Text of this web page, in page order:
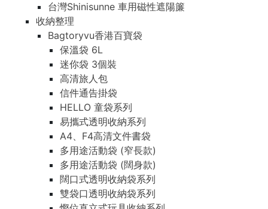
台灣Shinisunne 車用磁性遮陽簾
收納整理
Bagtoryvu香港百寶袋
保溫袋 6L
迷你袋 3個裝
高清旅人包
信件通告掛袋
HELLO 童袋系列
易攜式透明收納系列
A4、F4高清文件書袋
多用途活動袋 (窄長款)
多用途活動袋 (闊身款)
闊口式透明收納袋系列
雙袋口透明收納袋系列